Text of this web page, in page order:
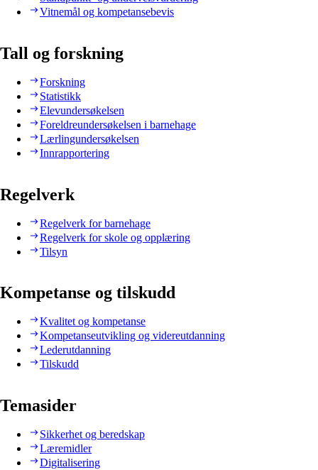
Vitnemål og kompetansebevis
Tall og forskning
Forskning
Statistikk
Elevundersøkelsen
Foreldreundersøkelsen i barnehage
Lærlingundersøkelsen
Innrapportering
Regelverk
Regelverk for barnehage
Regelverk for skole og opplæring
Tilsyn
Kompetanse og tilskudd
Kvalitet og kompetanse
Kompetanseutvikling og videreutdanning
Lederutdanning
Tilskudd
Temasider
Sikkerhet og beredskap
Læremidler
Digitalisering